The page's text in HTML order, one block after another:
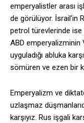
emperyalistler arası
de görülüyor. İsrail’in
petrol türevlerinde ise
ABD emperyalizminin
uyguladığı abluka
sömüren ve ezen bir
Emperyalizm ve
uzlaşmaz
karşıyız. Rus işgali